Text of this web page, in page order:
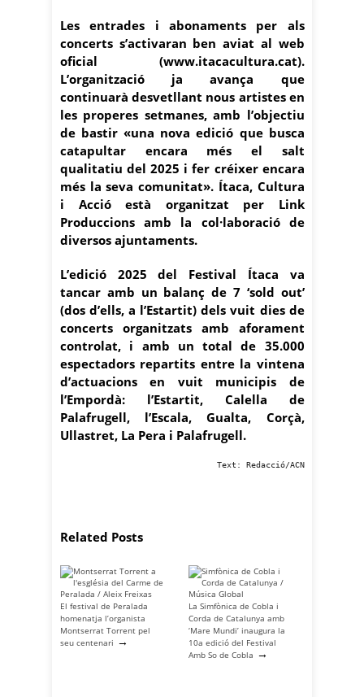
Les entrades i abonaments per als
concerts s’activaran ben aviat al web
oficial (www.itacacultura.cat).
L’organització ja avança que
continuarà desvetllant nous artistes en
les properes setmanes, amb l’objectiu
de bastir «una nova edició que busca
catapultar encara més el salt
qualitatiu del 2025 i fer créixer encara
més la seva comunitat». Ítaca, Cultura
i Acció està organitzat per Link
Produccions amb la col·laboració de
diversos ajuntaments.
L’edició 2025 del Festival Ítaca va
tancar amb un balanç de 7 ‘sold out’
(dos d’ells, a l’Estartit) dels vuit dies de
concerts organitzats amb aforament
controlat, i amb un total de 35.000
espectadors repartits entre la vintena
d’actuacions en vuit municipis de
l’Empordà: l’Estartit, Calella de
Palafrugell, l’Escala, Gualta, Corçà,
Ullastret, La Pera i Palafrugell.
Text: Redacció/ACN
Related Posts
El festival de Peralada
homenatja l’organista
Montserrat Torrent pel
seu centenari →
La Simfònica de Cobla i
Corda de Catalunya amb
‘Mare Mundi’ inaugura la
10a edició del Festival
Amb So de Cobla →